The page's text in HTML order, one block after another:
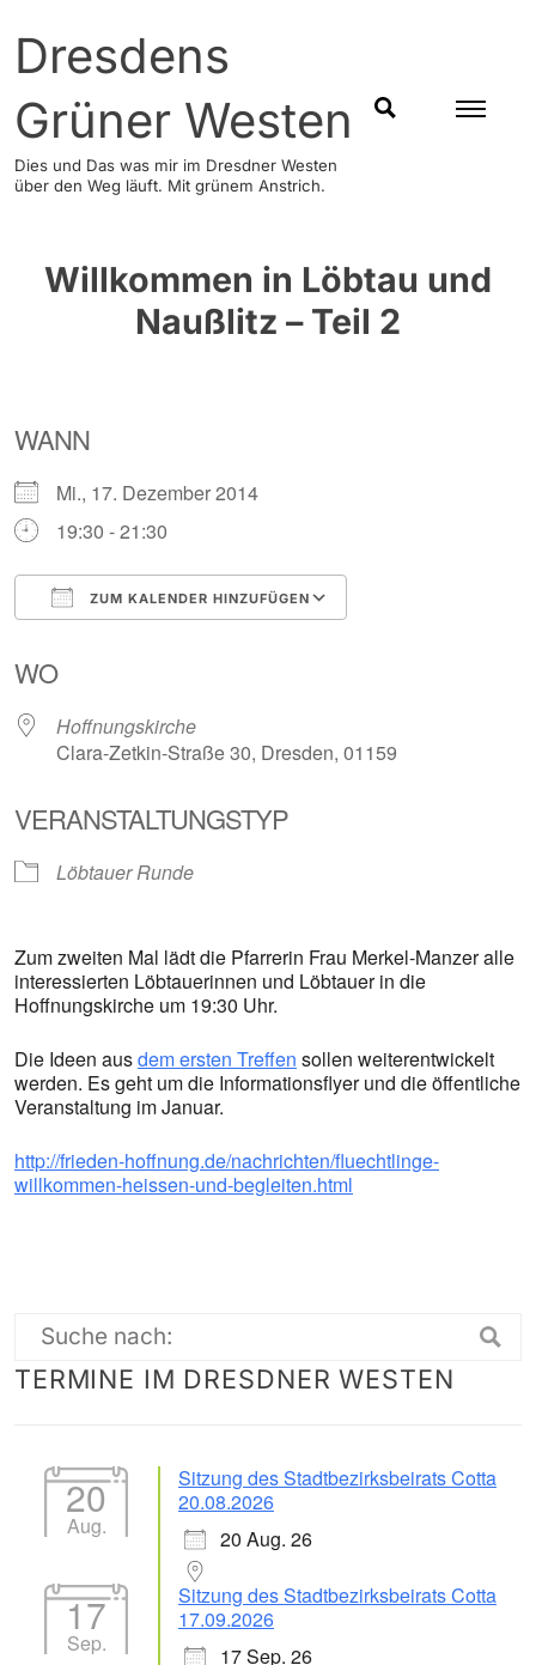
content
Dresdens
Grüner Westen
Dies und Das was mir im Dresdner Westen
über den Weg läuft. Mit grünem Anstrich.
SUCHEN
Willkommen in Löbtau und
Naußlitz – Teil 2
WANN
Mi., 17. Dezember 2014
19:30 - 21:30
ZUM KALENDER HINZUFÜGEN
WO
Hoffnungskirche
Clara-Zetkin-Straße 30, Dresden, 01159
VERANSTALTUNGSTYP
Löbtauer Runde
Zum zweiten Mal lädt die Pfarrerin Frau Merkel-Manzer alle
interessierten Löbtauerinnen und Löbtauer in die
Hoffnungskirche um 19:30 Uhr.
Die Ideen ausdem ersten Treffen sollen weiterentwickelt
werden. Es geht um die Informationsflyer und die öffentliche
Veranstaltung im Januar.
http://frieden-hoffnung.de/nachrichten/fluechtlinge-
willkommen-heissen-und-begleiten.html
Suche
nach:
TERMINE IM DRESDNER WESTEN
20
Aug.
Sitzung des Stadtbezirksbeirats Cotta
20.08.2026
20 Aug. 26
17
Sep.
Sitzung des Stadtbezirksbeirats Cotta
17.09.2026
17 Sep. 26